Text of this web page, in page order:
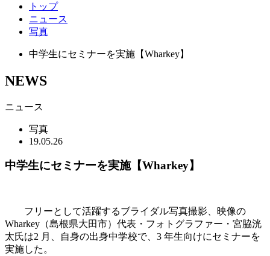
トップ
ニュース
写真
中学生にセミナーを実施【Wharkey】
NEWS
ニュース
写真
19.05.26
中学生にセミナーを実施【Wharkey】
フリーとして活躍するブライダル写真撮影、映像の
Wharkey（島根県大田市）代表・フォトグラファー・宮脇洸
太氏は2 月、自身の出身中学校で、3 年生向けにセミナーを
実施した。